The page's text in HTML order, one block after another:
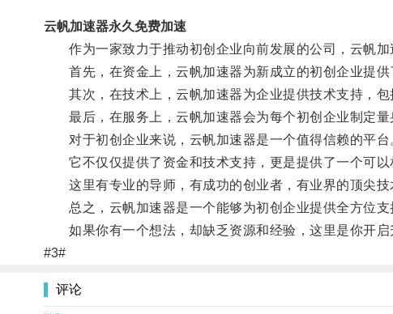
云帆加速器永久免费加速
作为一家致力于推动初创企业向前发展的公司，云帆加
首先，在资金上，云帆加速器为新成立的初创企业提供
其次，在技术上，云帆加速器为企业提供技术支持，包
最后，在服务上，云帆加速器会为每个初创企业制定量
对于初创企业来说，云帆加速器是一个值得信赖的平台
它不仅仅提供了资金和技术支持，更是提供了一个可以
这里有专业的导师，有成功的创业者，有业界的顶尖技
总之，云帆加速器是一个能够为初创企业提供全方位支
如果你有一个想法，却缺乏资源和经验，这里是你开启
#3#
评论